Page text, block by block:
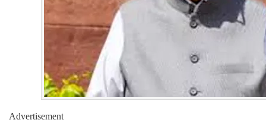
Advertisement